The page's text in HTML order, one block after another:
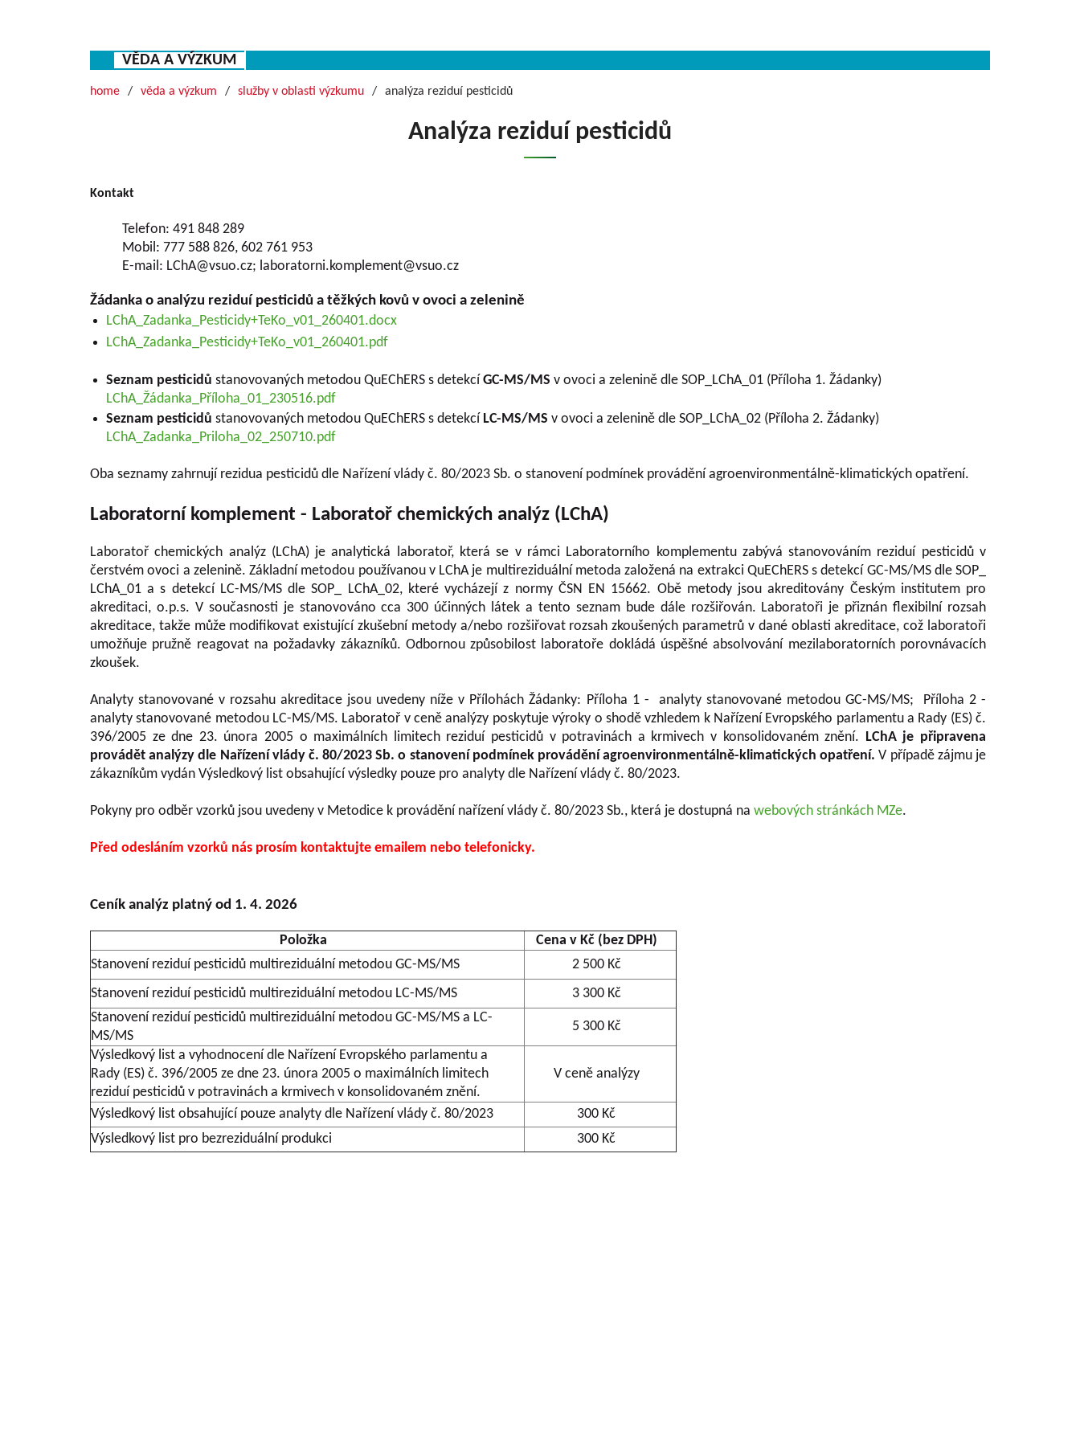
VĚDA A VÝZKUM
home věda a výzkum služby v oblasti výzkumu analýza reziduí pesticidů
Analýza reziduí pesticidů
Kontakt
Telefon: 491 848 289
Mobil: 777 588 826, 602 761 953
E-mail: LChA@vsuo.cz; laboratorni.komplement@vsuo.cz
Žádanka o analýzu reziduí pesticidů a těžkých kovů v ovoci a zelenině
LChA_Zadanka_Pesticidy+TeKo_v01_260401.docx
LChA_Zadanka_Pesticidy+TeKo_v01_260401.pdf
Seznam pesticidů stanovovaných metodou QuEChERS s detekcí GC-MS/MS v ovoci a zelenině dle SOP_LChA_01 (Příloha 1. Žádanky)
LChA_Žádanka_Příloha_01_230516.pdf
Seznam pesticidů stanovovaných metodou QuEChERS s detekcí LC-MS/MS v ovoci a zelenině dle SOP_LChA_02 (Příloha 2. Žádanky)
LChA_Zadanka_Priloha_02_250710.pdf
Oba seznamy zahrnují rezidua pesticidů dle Nařízení vlády č. 80/2023 Sb. o stanovení podmínek provádění agroenvironmentálně-klimatických opatření.
Laboratorní komplement - Laboratoř chemických analýz (LChA)
Laboratoř chemických analýz (LChA) je analytická laboratoř, která se v rámci Laboratorního komplementu zabývá stanovováním reziduí pesticidů v
čerstvém ovoci a zelenině. Základní metodou používanou v LChA je multireziduální metoda založená na extrakci QuEChERS s detekcí GC-MS/MS dle SOP_
LChA_01 a s detekcí LC-MS/MS dle SOP_ LChA_02, které vycházejí z normy ČSN EN 15662. Obě metody jsou akreditovány Českým institutem pro
akreditaci, o.p.s. V současnosti je stanovováno cca 300 účinných látek a tento seznam bude dále rozšiřován. Laboratoři je přiznán flexibilní rozsah
akreditace, takže může modifikovat existující zkušební metody a/nebo rozšiřovat rozsah zkoušených parametrů v dané oblasti akreditace, což laboratoři
umožňuje pružně reagovat na požadavky zákazníků. Odbornou způsobilost laboratoře dokládá úspěšné absolvování mezilaboratorních porovnávacích
zkoušek.
Analyty stanovované v rozsahu akreditace jsou uvedeny níže v Přílohách Žádanky: Příloha 1 - analyty stanovované metodou GC-MS/MS; Příloha 2 -
analyty stanovované metodou LC-MS/MS. Laboratoř v ceně analýzy poskytuje výroky o shodě vzhledem k Nařízení Evropského parlamentu a Rady (ES) č.
396/2005 ze dne 23. února 2005 o maximálních limitech reziduí pesticidů v potravinách a krmivech v konsolidovaném znění. LChA je připravena
provádět analýzy dle Nařízení vlády č. 80/2023 Sb. o stanovení podmínek provádění agroenvironmentálně-klimatických opatření. V případě zájmu je
zákazníkům vydán Výsledkový list obsahující výsledky pouze pro analyty dle Nařízení vlády č. 80/2023.
Pokyny pro odběr vzorků jsou uvedeny v Metodice k provádění nařízení vlády č. 80/2023 Sb., která je dostupná na webových stránkách MZe.
Před odesláním vzorků nás prosím kontaktujte emailem nebo telefonicky.
Ceník analýz platný od 1. 4. 2026
Položka
Cena v Kč (bez DPH)
Stanovení reziduí pesticidů multireziduální metodou GC-MS/MS
2 500 Kč
Stanovení reziduí pesticidů multireziduální metodou LC-MS/MS
3 300 Kč
Stanovení reziduí pesticidů multireziduální metodou GC-MS/MS a LC-
MS/MS
5 300 Kč
Výsledkový list a vyhodnocení dle Nařízení Evropského parlamentu a
Rady (ES) č. 396/2005 ze dne 23. února 2005 o maximálních limitech
reziduí pesticidů v potravinách a krmivech v konsolidovaném znění.
V ceně analýzy
Výsledkový list obsahující pouze analyty dle Nařízení vlády č. 80/2023
300 Kč
Výsledkový list pro bezreziduální produkci
300 Kč